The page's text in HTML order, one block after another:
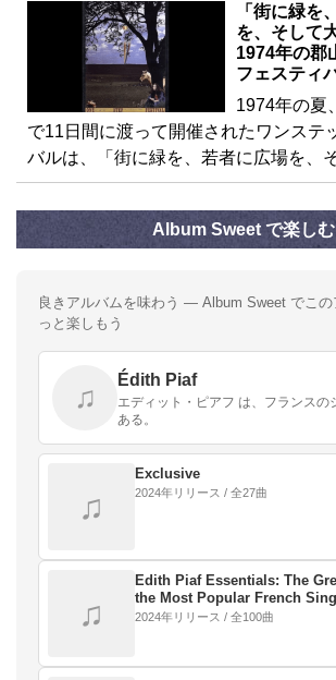
「街に緑を
を、そして
1974年の郡
フェスティ
1974年の夏
で11日間に渡って開催されたワンステ
バルは、「街に緑を、若者に広場を、
Album Sweet で楽しむ
良きアルバムを味わう — Album Sweet でこの
っと楽しもう
♫
Édith Piaf
エディット・ピアフ は、フランスの
ある。
♫
Exclusive
2024年リリース / 全27曲
♫
Edith Piaf Essentials: The
the Most Popular French
2024年リリース / 全100曲